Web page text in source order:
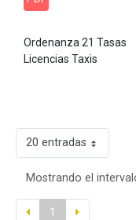
Ordenanza 21 Tasas
Licencias Taxis
20 entradas
Mostrando el
1